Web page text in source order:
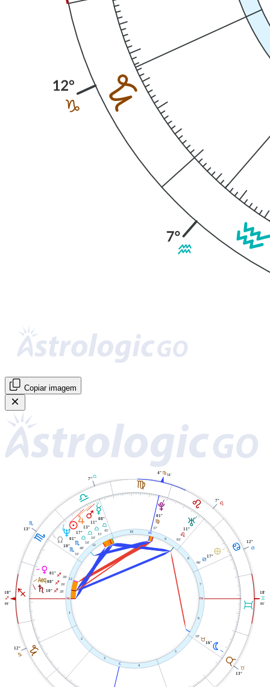
Copiar imagem
B
C
D
E
F
G
H
I
J
1
W
2
3
4
j
5
6
7
i
8
9
10 X
11
12
I
18°
01'
J
12°
B
13°
C
18°
01'
D
12°
E
7°
F
4° 51'
G
7°
H
13°
N
16°
B
59'
È
17°
D
06'
T
11°
E
03'
V
01°
F
37'
O
08°
G
45'
Q
11°
G
15'
R
13°
G
24'
M
17°
G
54'
U
01°
H
48'
Y
10°
H
33'
P 01° I 39'
l08° I 26'
S 10° I 28'